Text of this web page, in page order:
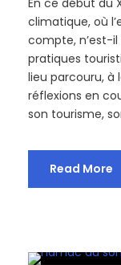
climatique, où
compte, n’est-
pratiques
lieu parcouru, à
réflexions en
son tourisme,
Read More